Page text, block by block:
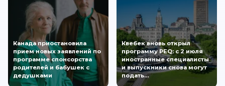
Канада приостановила
прием новых заявлений по
программе спонсорства
родителей и бабушек с
дедушками
Квебек вновь открыл
программу PEQ: с 2 июля
иностранные специалисты
и выпускники снова могут
подать…